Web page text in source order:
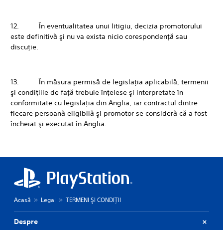
12. În eventualitatea unui litigiu, decizia promotorului
este definitivă şi nu va exista nicio corespondenţă sau
discuţie.
13. În măsura permisă de legislaţia aplicabilă, termenii
şi condiţiile de faţă trebuie înţelese şi interpretate în
conformitate cu legislaţia din Anglia, iar contractul dintre
fiecare persoană eligibilă şi promotor se consideră că a fost
încheiat şi executat în Anglia.
Acasă Legal TERMENI ŞI CONDIŢII
Despre